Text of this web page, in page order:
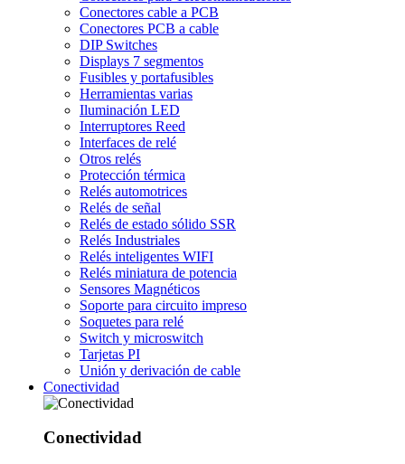
Conectores cable a PCB
Conectores PCB a cable
DIP Switches
Displays 7 segmentos
Fusibles y portafusibles
Herramientas varias
Iluminación LED
Interruptores Reed
Interfaces de relé
Otros relés
Protección térmica
Relés automotrices
Relés de señal
Relés de estado sólido SSR
Relés Industriales
Relés inteligentes WIFI
Relés miniatura de potencia
Sensores Magnéticos
Soporte para circuito impreso
Soquetes para relé
Switch y microswitch
Tarjetas PI
Unión y derivación de cable
Conectividad
Conectividad